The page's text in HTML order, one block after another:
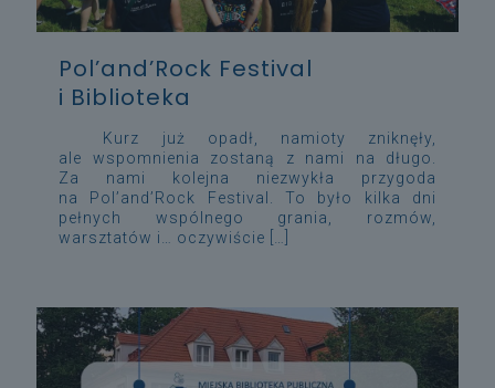
Pol’and’Rock Festival
i Biblioteka
Kurz już opadł, namioty zniknęły,
ale wspomnienia zostaną z nami na długo.
Za nami kolejna niezwykła przygoda
na Pol’and’Rock Festival. To było kilka dni
pełnych wspólnego grania, rozmów,
warsztatów i… oczywiście